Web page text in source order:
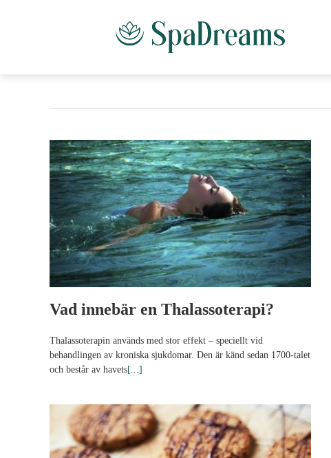
Vad innebär en Thalassoterapi?
Thalassoterapin används med stor effekt – speciellt vid
behandlingen av kroniska sjukdomar. Den är känd sedan 1700-talet
och består av havets[...]